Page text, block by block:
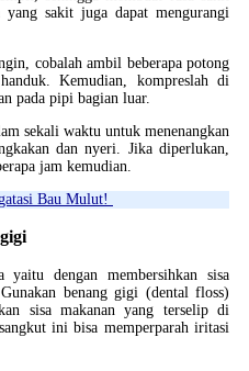
yang sakit juga dapat mengurangi
cobalah ambil beberapa potong
Kemudian, kompreslah di
pada pipi bagian luar.
sekali waktu untuk menenangkan
dan nyeri. Jika diperlukan,
jam kemudian.
Bau Mulut!
dengan membersihkan sisa
benang gigi (dental floss)
sisa makanan yang terselip di
ini bisa memperparah iritasi